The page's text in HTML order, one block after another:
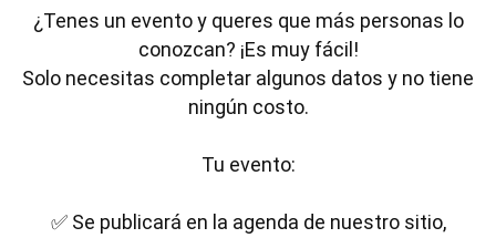
¿Tenes un evento y queres que más personas lo
conozcan? ¡Es muy fácil!
Solo necesitas completar algunos datos y no tiene
ningún costo.
Tu evento:
✅ Se publicará en la agenda de nuestro sitio,